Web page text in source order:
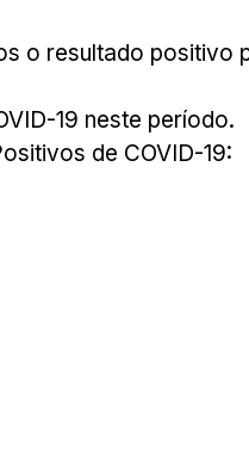
o resultado positivo
19 neste período.
de COVID-19: